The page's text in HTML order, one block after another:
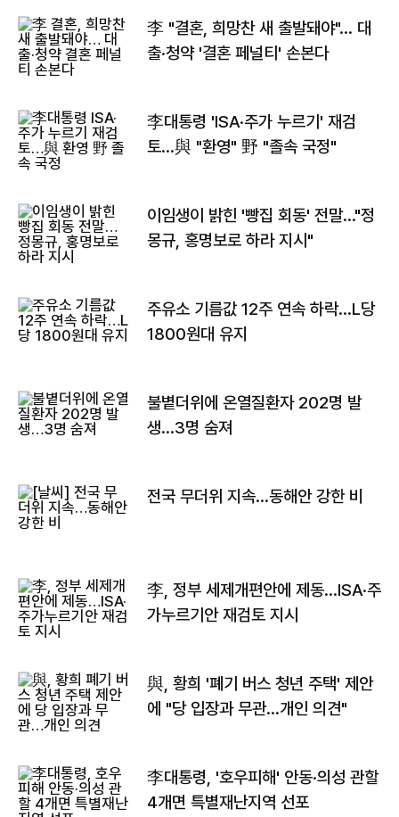
李 "결혼, 희망찬 새 출발돼야"… 대
출·청약 '결혼 페널티' 손본다
李대통령 'ISA·주가 누르기' 재검
토…與 "환영" 野 "졸속 국정"
이임생이 밝힌 '빵집 회동' 전말…"정
몽규, 홍명보로 하라 지시"
주유소 기름값 12주 연속 하락…L당
1800원대 유지
불볕더위에 온열질환자 202명 발
생…3명 숨져
전국 무더위 지속…동해안 강한 비
李, 정부 세제개편안에 제동…ISA·주
가누르기안 재검토 지시
與, 황희 '폐기 버스 청년 주택' 제안
에 "당 입장과 무관…개인 의견"
李대통령, '호우피해' 안동·의성 관할
4개면 특별재난지역 선포